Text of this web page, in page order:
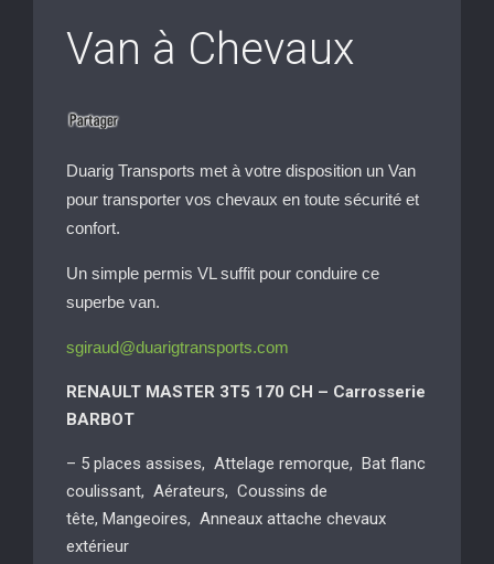
Van à Chevaux
Duarig Transports met à votre disposition un Van
pour transporter vos chevaux en toute sécurité et
confort.
Un simple permis VL suffit pour conduire ce
superbe van.
sgiraud@duarigtransports.com
RENAULT MASTER 3T5 170 CH – Carrosserie
BARBOT
– 5 places assises, Attelage remorque, Bat flanc
coulissant, Aérateurs, Coussins de
tête, Mangeoires, Anneaux attache chevaux
extérieur